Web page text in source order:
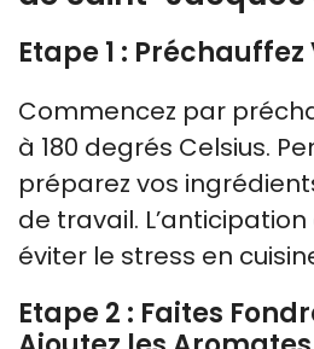
Etape 1 :
Commencez par
à 180 degrés Celsius.
préparez vos
de travail.
éviter le stress en
Etape 2 : Faites